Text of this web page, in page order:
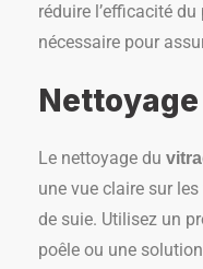
réduire l’efficacité
nécessaire pour
Le nettoyage du
une vue claire sur
de suie. Utilisez un
poêle ou une